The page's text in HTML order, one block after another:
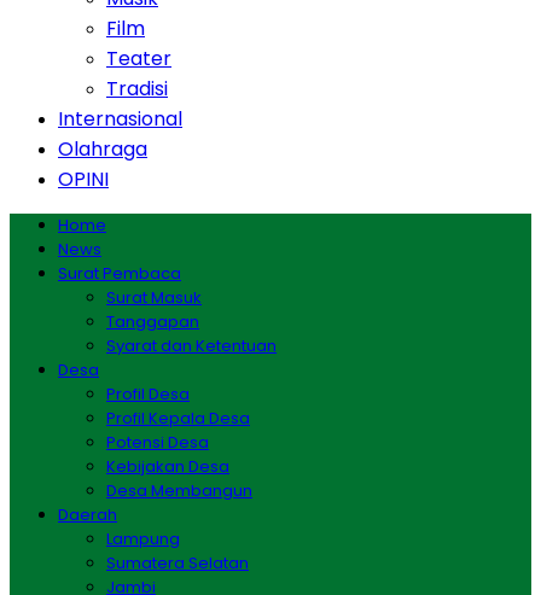
Film
Teater
Tradisi
Internasional
Olahraga
OPINI
Home
News
Surat Pembaca
Surat Masuk
Tanggapan
Syarat dan Ketentuan
Desa
Profil Desa
Profil Kepala Desa
Potensi Desa
Kebijakan Desa
Desa Membangun
Daerah
Lampung
Sumatera Selatan
Jambi